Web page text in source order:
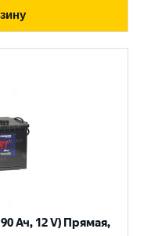
Ач, 12 V) Прямая,